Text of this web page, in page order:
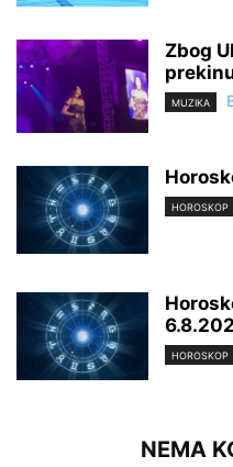
Zbog
MUZIKA
HOROSKOP
HOROSKOP
NEMA